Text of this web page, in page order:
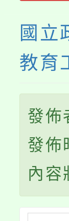
國立
教育
發佈
發佈
內容